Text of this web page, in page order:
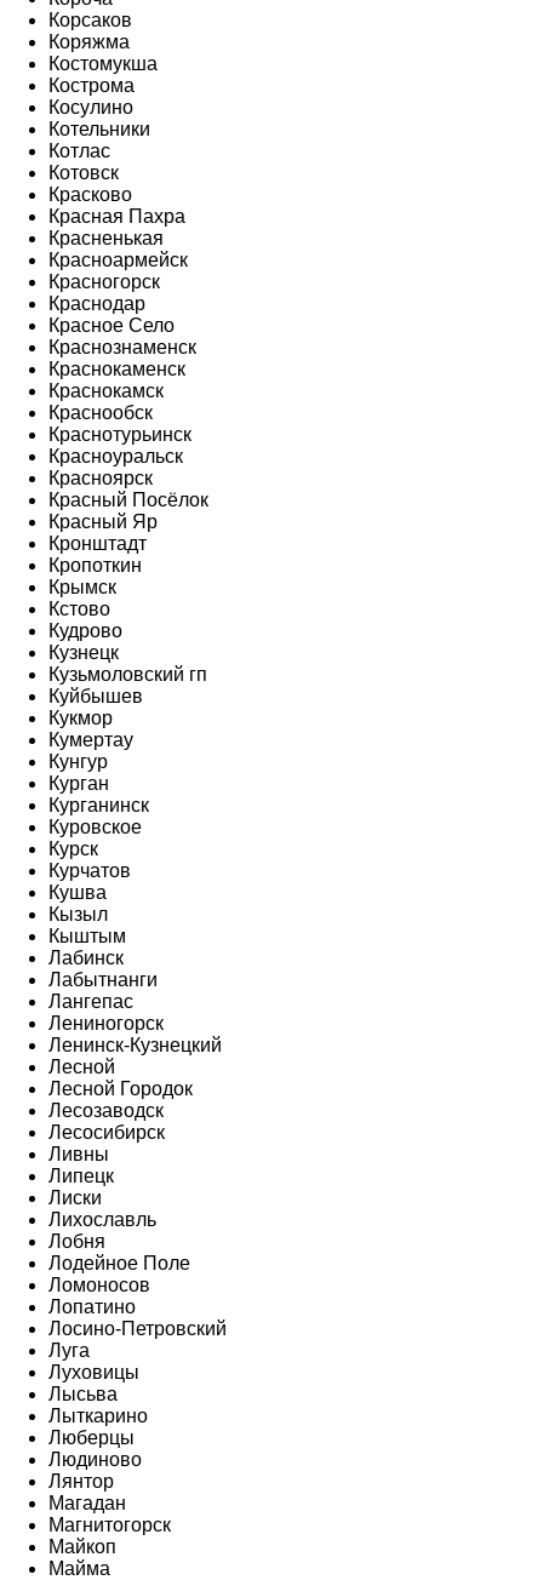
Корсаков
Коряжма
Костомукша
Кострома
Косулино
Котельники
Котлас
Котовск
Красково
Красная Пахра
Красненькая
Красноармейск
Красногорск
Краснодар
Красное Село
Краснознаменск
Краснокаменск
Краснокамск
Краснообск
Краснотурьинск
Красноуральск
Красноярск
Красный Посёлок
Красный Яр
Кронштадт
Кропоткин
Крымск
Кстово
Кудрово
Кузнецк
Кузьмоловский гп
Куйбышев
Кукмор
Кумертау
Кунгур
Курган
Курганинск
Куровское
Курск
Курчатов
Кушва
Кызыл
Кыштым
Лабинск
Лабытнанги
Лангепас
Лениногорск
Ленинск-Кузнецкий
Лесной
Лесной Городок
Лесозаводск
Лесосибирск
Ливны
Липецк
Лиски
Лихославль
Лобня
Лодейное Поле
Ломоносов
Лопатино
Лосино-Петровский
Луга
Луховицы
Лысьва
Лыткарино
Люберцы
Людиново
Лянтор
Магадан
Магнитогорск
Майкоп
Майма